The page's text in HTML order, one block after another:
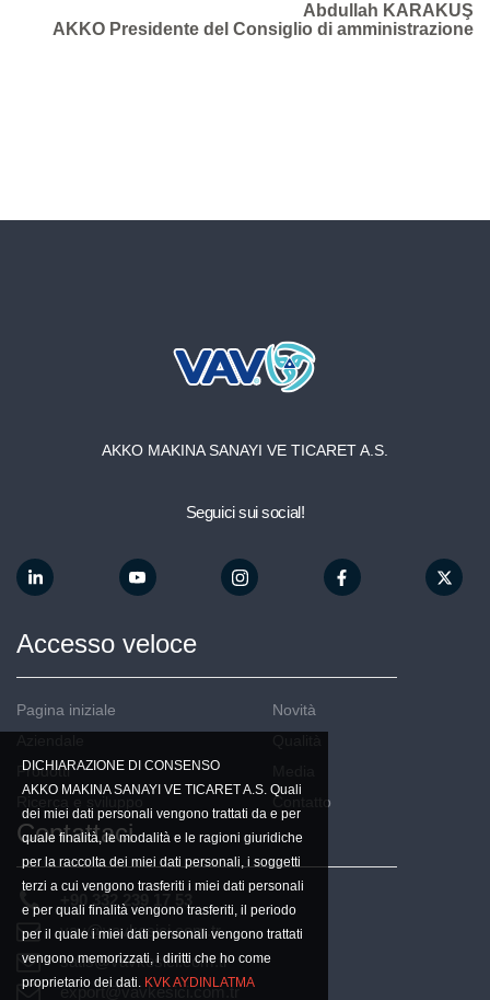
Azienda
E-Bollettino
Abdullah KARAKUŞ
AKKO Presidente del Consiglio di amministrazione
AKKO MAKINA SANAYI VE TICARET A.S.
Seguici sui social!
Accesso veloce
Pagina iniziale
Prodotti
Novità
Contatto
Contattaci
+90 332 239 17 53
vav@vavkesici.com.tr
satis@vavkesici.com.tr
export@vavkesici.com.tr
DICHIARAZIONE DI CONSENSO
AKKO MAKINA SANAYI VE TICARET A.S. Quali
dei miei dati personali vengono trattati da e per
quale finalità, le modalità e le ragioni giuridiche
per la raccolta dei miei dati personali, i soggetti
terzi a cui vengono trasferiti i miei dati personali
e per quali finalità vengono trasferiti, il periodo
per il quale i miei dati personali vengono trattati
vengono memorizzati, i diritti che ho come
proprietario dei dati. KVK AYDINLATMA